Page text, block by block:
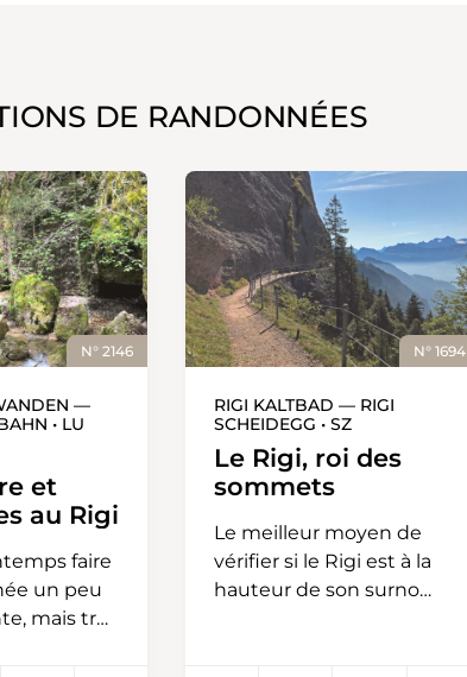
DE RANDONNÉES
N° 2146
—
• LU
et
au Rigi
faire
un peu
mais très
N° 1694
RIGI KALTBAD — RIGI
SCHEIDEGG • SZ
Le Rigi, roi des
sommets
Le meilleur moyen de
vérifier si le Rigi est à la
hauteur de son surnom